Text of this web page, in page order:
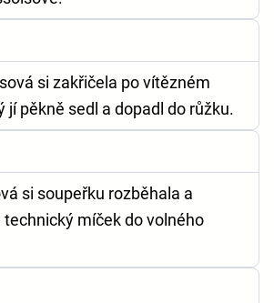
si zakřičela po vítězném
jí pěkně sedl a dopadl do růžku.
si soupeřku rozběhala a
technický míček do volného